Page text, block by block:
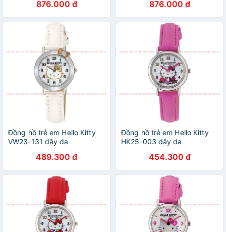
876.000 đ 876.000 đ
Đồng hồ trẻ em Hello Kitty
VW23-131 dây da
489.300 đ
Đồng hồ trẻ em Hello Kitty
HK25-003 dây da
454.300 đ